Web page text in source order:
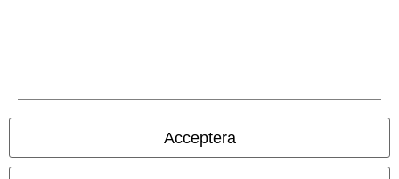
Acceptera